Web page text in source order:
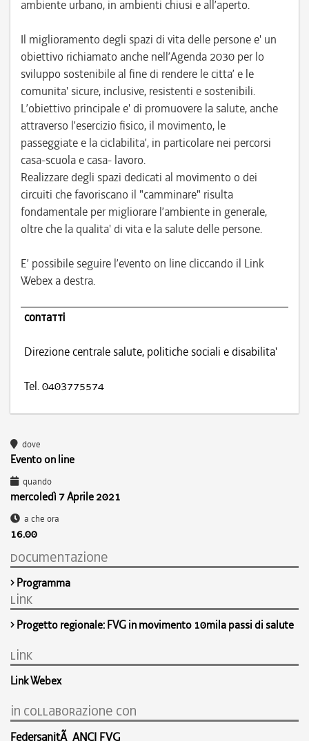
ambiente urbano, in ambienti chiusi e all’aperto.
Il miglioramento degli spazi di vita delle persone e' un
obiettivo richiamato anche nell’Agenda 2030 per lo
sviluppo sostenibile al fine di rendere le citta’ e le
comunita' sicure, inclusive, resistenti e sostenibili.
L’obiettivo principale e' di promuovere la salute, anche
attraverso l’esercizio fisico, il movimento, le
passeggiate e la ciclabilita’, in particolare nei percorsi
casa-scuola e casa- lavoro.
Realizzare degli spazi dedicati al movimento o dei
circuiti che favoriscano il "camminare" risulta
fondamentale per migliorare l’ambiente in generale,
oltre che la qualita' di vita e la salute delle persone.
E’ possibile seguire l’evento on line cliccando il Link
Webex a destra.
contatti
Direzione centrale salute, politiche sociali e disabilita'
Tel. 0403775574
dove
Evento on line
quando
mercoledì 7 Aprile 2021
a che ora
16.00
documentazione
Programma
link
Progetto regionale: FVG in movimento 10mila passi di salute
link
Link Webex
in collaborazione con
FedersanitÃ ANCI FVG